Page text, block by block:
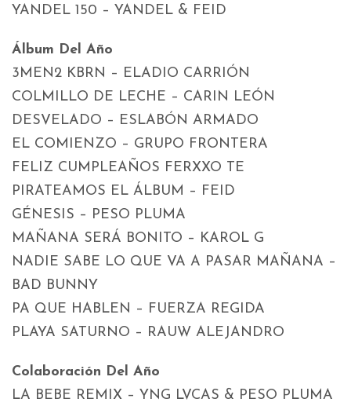
YANDEL 150 – YANDEL & FEID
Álbum Del Año
3MEN2 KBRN – ELADIO CARRIÓN
COLMILLO DE LECHE – CARIN LEÓN
DESVELADO – ESLABÓN ARMADO
EL COMIENZO – GRUPO FRONTERA
FELIZ CUMPLEAÑOS FERXXO TE
PIRATEAMOS EL ÁLBUM – FEID
GÉNESIS – PESO PLUMA
MAÑANA SERÁ BONITO – KAROL G
NADIE SABE LO QUE VA A PASAR MAÑANA –
BAD BUNNY
PA QUE HABLEN – FUERZA REGIDA
PLAYA SATURNO – RAUW ALEJANDRO
Colaboración Del Año
LA BEBE REMIX – YNG LVCAS & PESO PLUMA